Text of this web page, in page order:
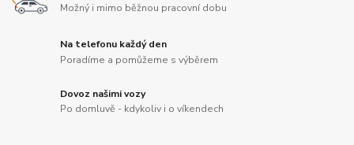
Možný i mimo běžnou pracovní dobu
Na telefonu každý den
Poradíme a pomůžeme s výběrem
Dovoz našimi vozy
Po domluvě - kdykoliv i o víkendech